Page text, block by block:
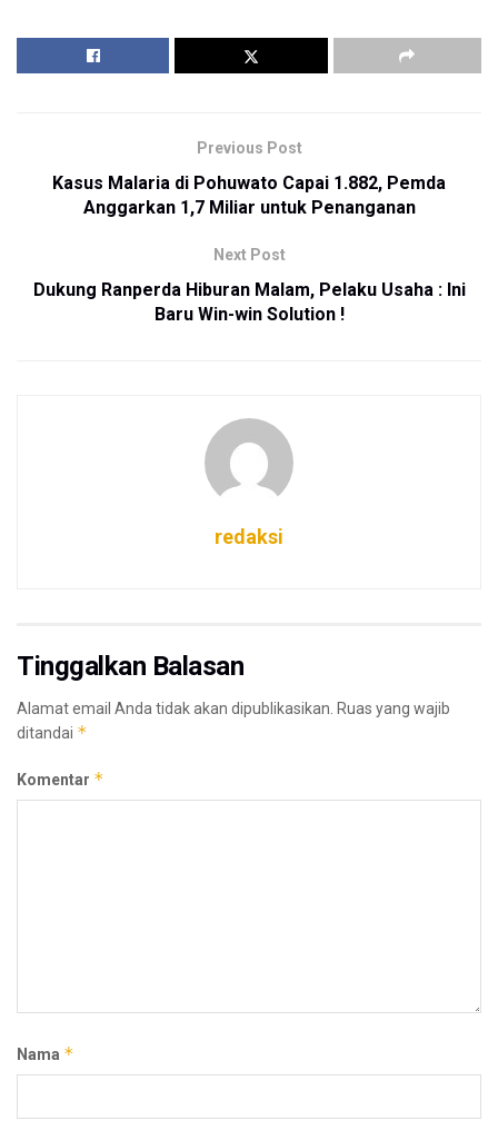
Previous Post
Kasus Malaria di Pohuwato Capai 1.882, Pemda
Anggarkan 1,7 Miliar untuk Penanganan
Next Post
Dukung Ranperda Hiburan Malam, Pelaku Usaha : Ini
Baru Win-win Solution !
redaksi
Tinggalkan Balasan
Alamat email Anda tidak akan dipublikasikan. Ruas yang wajib
ditandai *
Komentar *
Nama *